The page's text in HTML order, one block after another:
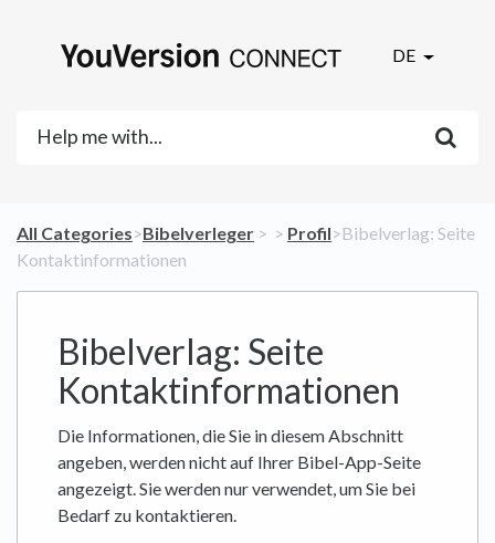
DE
All Categories​>​​Bibelverleger ​ > ​ ​ > ​ ​Profil​>​ Bibelverlag: Seite
Kontaktinformationen
Bibelverlag: Seite
Kontaktinformationen
Die Informationen, die Sie in diesem Abschnitt
angeben, werden nicht auf Ihrer Bibel-App-Seite
angezeigt. Sie werden nur verwendet, um Sie bei
Bedarf zu kontaktieren.